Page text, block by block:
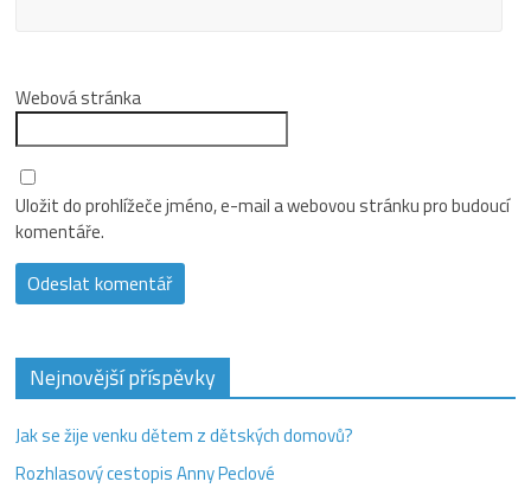
Webová stránka
Uložit do prohlížeče jméno, e-mail a webovou stránku pro budoucí
komentáře.
Nejnovější příspěvky
Jak se žije venku dětem z dětských domovů?
Rozhlasový cestopis Anny Peclové